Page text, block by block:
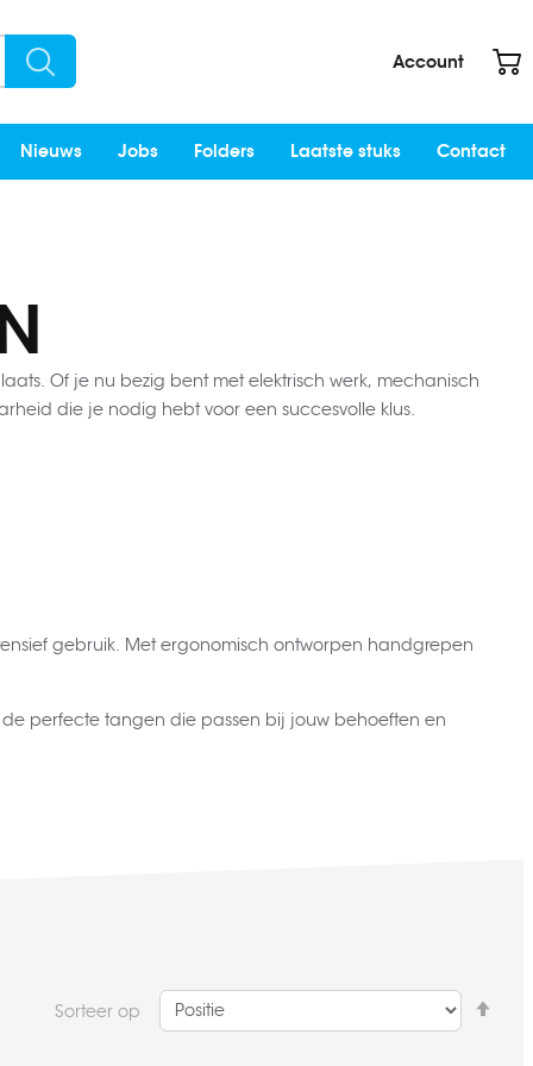
Account
Search
Nieuws Jobs Folders Laatste stuks Contact
Of je nu bezig bent met elektrisch werk, mechanisch
die je nodig hebt voor een succesvolle klus.
gebruik. Met ergonomisch ontworpen handgrepen
de perfecte tangen die passen bij jouw behoeften en
Sorteer op